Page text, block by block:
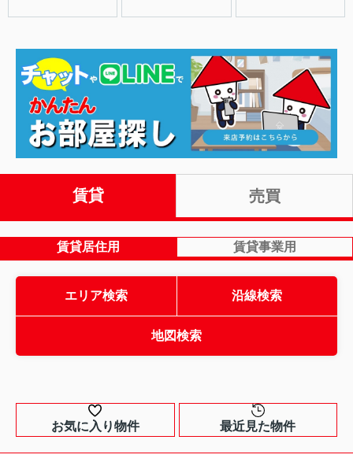
賃貸 売買
賃貸居住用 賃貸事業用
エリア検索 沿線検索
地図検索
お気に入り物件 最近見た物件